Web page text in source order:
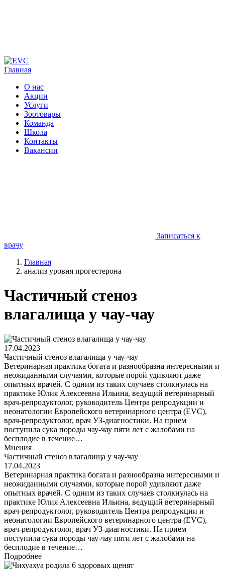
Главная
О нас
Акции
Услуги
Зоотовары
Команда
Школа
Контакты
Вакансии
Записаться к
врачу
Главная
анализ уровня прогестерона
Частичный стеноз
влагалища у чау-чау
17.04.2023
Частичный стеноз влагалища у чау-чау
Ветеринарная практика богата и разнообразна интересными и
неожиданными случаями, которые порой удивляют даже
опытных врачей. С одним из таких случаев столкнулась на
практике Юлия Алексеевна Ильина, ведущий ветеринарный
врач-репродуктолог, руководитель Центра репродукции и
неонатологии Европейского ветеринарного центра (EVC),
врач-репродуктолог, врач УЗ-диагностики. На прием
поступила сука породы чау-чау пяти лет с жалобами на
бесплодие в течение…
Мнения
Частичный стеноз влагалища у чау-чау
17.04.2023
Ветеринарная практика богата и разнообразна интересными и
неожиданными случаями, которые порой удивляют даже
опытных врачей. С одним из таких случаев столкнулась на
практике Юлия Алексеевна Ильина, ведущий ветеринарный
врач-репродуктолог, руководитель Центра репродукции и
неонатологии Европейского ветеринарного центра (EVC),
врач-репродуктолог, врач УЗ-диагностики. На прием
поступила сука породы чау-чау пяти лет с жалобами на
бесплодие в течение…
Подробнее